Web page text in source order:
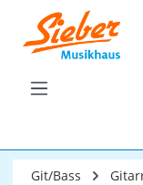
Zum Hauptinhalt
Git/Bass